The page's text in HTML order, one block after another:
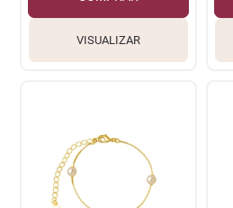
VISUALIZAR